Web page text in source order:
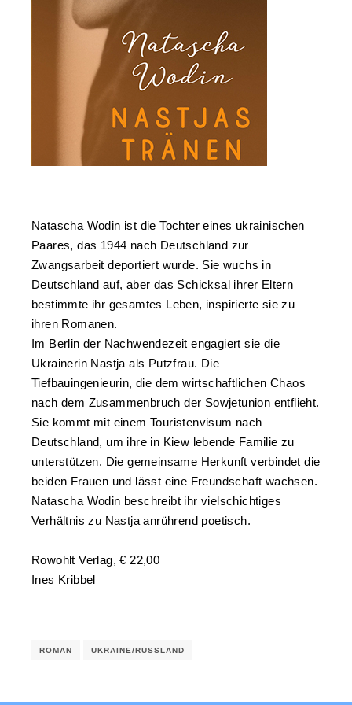
Natascha Wodin ist die Tochter eines ukrainischen
Paares, das 1944 nach Deutschland zur
Zwangsarbeit deportiert wurde. Sie wuchs in
Deutschland auf, aber das Schicksal ihrer Eltern
bestimmte ihr gesamtes Leben, inspirierte sie zu
ihren Romanen.
Im Berlin der Nachwendezeit engagiert sie die
Ukrainerin Nastja als Putzfrau. Die
Tiefbauingenieurin, die dem wirtschaftlichen Chaos
nach dem Zusammenbruch der Sowjetunion entflieht.
Sie kommt mit einem Touristenvisum nach
Deutschland, um ihre in Kiew lebende Familie zu
unterstützen. Die gemeinsame Herkunft verbindet die
beiden Frauen und lässt eine Freundschaft wachsen.
Natascha Wodin beschreibt ihr vielschichtiges
Verhältnis zu Nastja anrührend poetisch.
Rowohlt Verlag, € 22,00
Ines Kribbel
ROMAN UKRAINE/RUSSLAND